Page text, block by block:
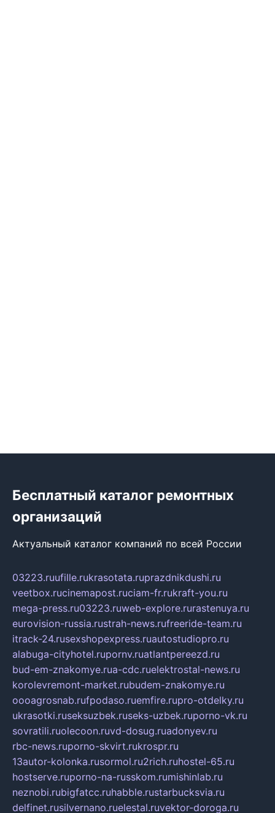
Бесплатный каталог ремонтных
организаций
Актуальный каталог компаний по всей России
03223.ruufille.rukrasotata.ruprazdnikdushi.ru
veetbox.rucinemapost.ruciam-fr.rukraft-you.ru
mega-press.ru03223.ruweb-explore.rurastenuya.ru
eurovision-russia.rustrah-news.rufreeride-team.ru
itrack-24.rusexshopexpress.ruautostudiopro.ru
alabuga-cityhotel.rupornv.ruatlantpereezd.ru
bud-em-znakomye.rua-cdc.ruelektrostal-news.ru
korolevremont-market.rubudem-znakomye.ru
oooagrosnab.rufpodaso.ruemfire.rupro-otdelky.ru
ukrasotki.ruseksuzbek.ruseks-uzbek.ruporno-vk.ru
sovratili.ruolecoon.ruvd-dosug.ruadonyev.ru
rbc-news.ruporno-skvirt.rukrospr.ru
13autor-kolonka.rusormol.ru2rich.ruhostel-65.ru
hostserve.ruporno-na-russkom.rumishinlab.ru
neznobi.rubigfatcc.ruhabble.rustarbucksvia.ru
delfinet.rusilvernano.ruelestal.ruvektor-doroga.ru